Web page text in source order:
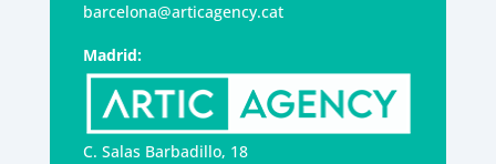
barcelona@articagency.cat
Madrid:
C. Salas Barbadillo, 18